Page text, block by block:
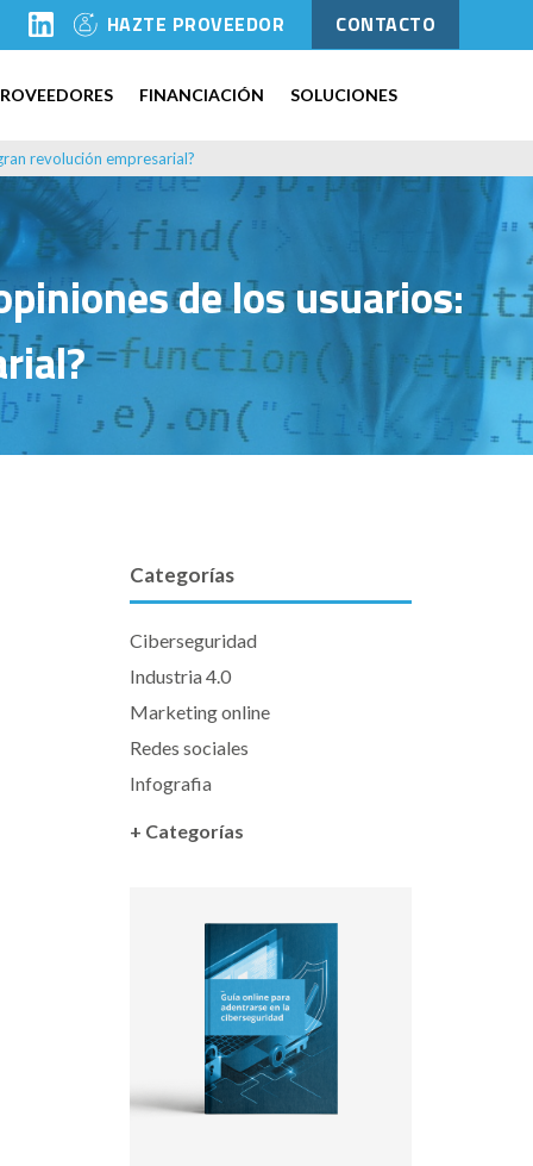
HAZTE PROVEEDOR CONTACTO
FINANCIACIÓN SOLUCIONES
revolución empresarial?
de los usuarios:
Categorías
Ciberseguridad
Industria 4.0
Marketing online
Redes sociales
Infografia
+ Categorías